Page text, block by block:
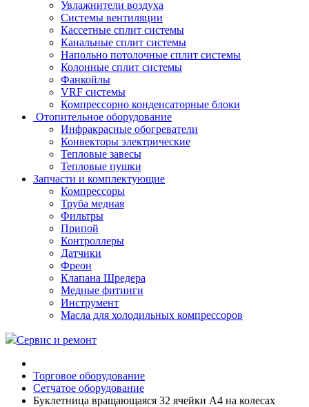
Увлажнители воздуха
Системы вентиляции
Кассетные сплит системы
Канальные сплит системы
Напольно потолочные сплит системы
Колонные сплит системы
Фанкойлы
VRF системы
Компрессорно конденсаторные блоки
Отопительное оборудование
Инфракрасные обогреватели
Конвекторы электрические
Тепловые завесы
Тепловые пушки
Запчасти и комплектующие
Компрессоры
Труба медная
Фильтры
Припой
Контроллеры
Датчики
Фреон
Клапана Шредера
Медные фитинги
Инструмент
Масла для холодильных компрессоров
Сервис и ремонт
Торговое оборудование
Сетчатое оборудование
Буклетница вращающаяся 32 ячейки А4 на колесах